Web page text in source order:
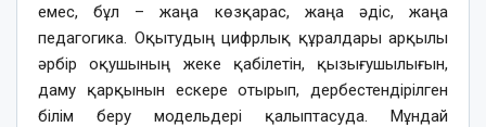
емес, бұл – жаңа көзқарас, жаңа әдіс, жаңа
педагогика. Оқытудың цифрлық құралдары арқылы
әрбір оқушының жеке қабілетін, қызығушылығын,
даму қарқынын ескере отырып, дербестендірілген
білім беру модельдері қалыптасуда. Мұндай